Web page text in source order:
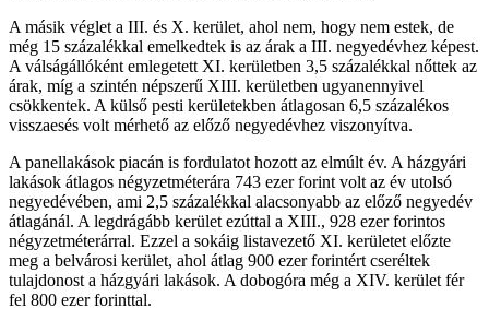
A másik véglet a III. és X. kerület, ahol nem, hogy nem estek, de
még 15 százalékkal emelkedtek is az árak a III. negyedévhez képest.
A válságállóként emlegetett XI. kerületben 3,5 százalékkal nőttek az
árak, míg a szintén népszerű XIII. kerületben ugyanennyivel
csökkentek. A külső pesti kerületekben átlagosan 6,5 százalékos
visszaesés volt mérhető az előző negyedévhez viszonyítva.
A panellakások piacán is fordulatot hozott az elmúlt év. A házgyári
lakások átlagos négyzetméterára 743 ezer forint volt az év utolsó
negyedévében, ami 2,5 százalékkal alacsonyabb az előző negyedév
átlagánál. A legdrágább kerület ezúttal a XIII., 928 ezer forintos
négyzetméterárral. Ezzel a sokáig listavezető XI. kerületet előzte
meg a belvárosi kerület, ahol átlag 900 ezer forintért cseréltek
tulajdonost a házgyári lakások. A dobogóra még a XIV. kerület fér
fel 800 ezer forinttal.